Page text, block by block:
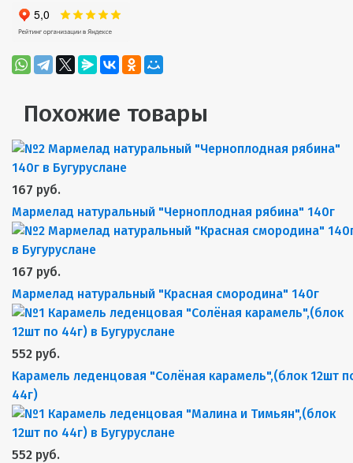
Похожие товары
167 руб.
Мармелад натуральный "Черноплодная рябина" 140г
167 руб.
Мармелад натуральный "Красная смородина" 140г
552 руб.
Карамель леденцовая "Солёная карамель",(блок 12шт
44г)
552 руб.